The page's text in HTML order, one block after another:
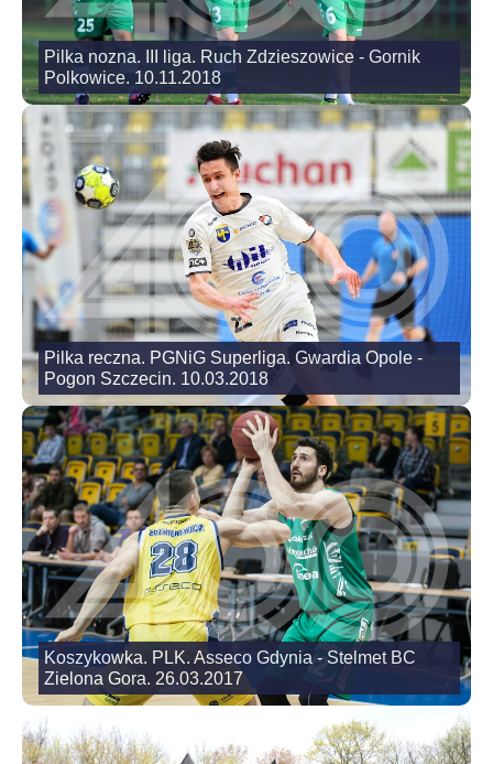
Pilka nozna. III liga. Ruch Zdzieszowice - Gornik
Polkowice. 10.11.2018
Pilka reczna. PGNiG Superliga. Gwardia Opole -
Pogon Szczecin. 10.03.2018
Koszykowka. PLK. Asseco Gdynia - Stelmet BC
Zielona Gora. 26.03.2017